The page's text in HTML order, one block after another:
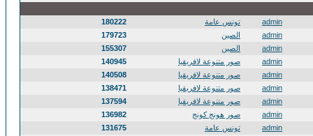
admin تونس عامة
180222
admin
الصين
179723
admin
الصين
155307
admin
صور متنوعة لافريقيا
140945
admin
صور متنوعة لافريقيا
140508
admin
صور متنوعة لافريقيا
138471
admin
صور متنوعة لافريقيا
137594
admin
صور هونج كونج
136982
admin
تونس عامة
131675